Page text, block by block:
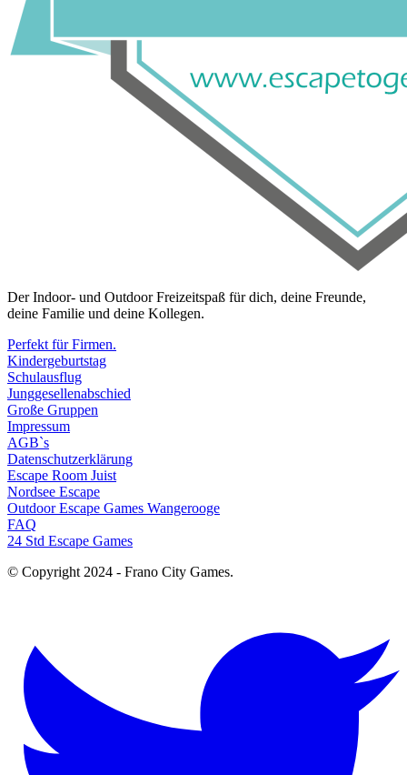
Der Indoor- und Outdoor Freizeitspaß für dich, deine Freunde,
deine Familie und deine Kollegen.
Perfekt für Firmen.
Kindergeburtstag
Schulausflug
Junggesellenabschied
Große Gruppen
Impressum
AGB`s
Datenschutzerklärung
Escape Room Juist
Nordsee Escape
Outdoor Escape Games Wangerooge
FAQ
24 Std Escape Games
© Copyright 2024 - Frano City Games.